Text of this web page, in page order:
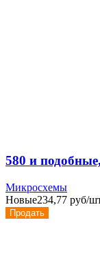
580 и
Микросхемы
Новые234,77 руб/
Продать